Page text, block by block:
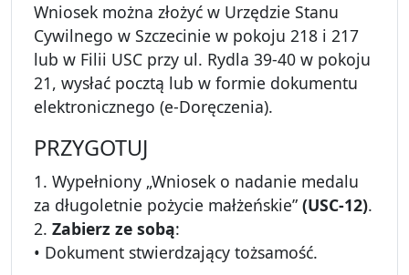
Wniosek można złożyć w Urzędzie Stanu
Cywilnego w Szczecinie w pokoju 218 i 217
lub w Filii USC przy ul. Rydla 39-40 w pokoju
21, wysłać pocztą lub w formie dokumentu
elektronicznego (e-Doręczenia).
PRZYGOTUJ
1. Wypełniony „Wniosek o nadanie medalu
za długoletnie pożycie małżeńskie” (USC-12).
2. Zabierz ze sobą:
• Dokument stwierdzający tożsamość.